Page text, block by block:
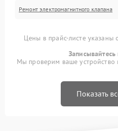
Ремонт электромагнитного клапана
Цены в прайс-листе указаны
Мы проверим ваше устройство
Показать